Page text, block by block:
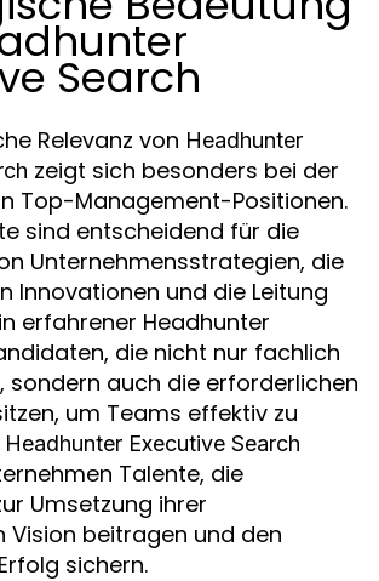
Search
Relevanz von Headhunter
zeigt sich besonders bei der
Top-Management-Positionen.
sind entscheidend für die
Unternehmensstrategien, die
Innovationen und die Leitung
erfahrener Headhunter
die nicht nur fachlich
sondern auch die erforderlichen
um Teams effektiv zu
Headhunter Executive Search
Talente, die
Umsetzung ihrer
Vision beitragen und den
sichern.